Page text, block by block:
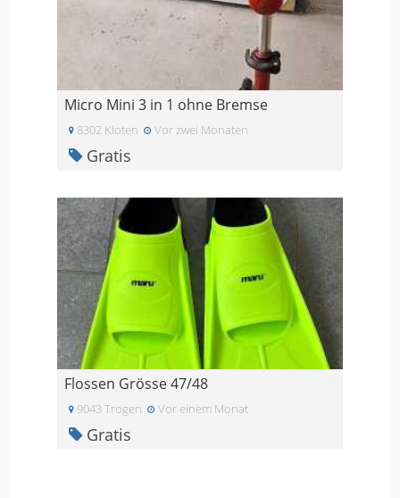
Micro Mini 3 in 1 ohne Bremse
8302 Kloten Vor zwei Monaten
Gratis
Flossen Grösse 47/48
9043 Trogen Vor einem Monat
Gratis